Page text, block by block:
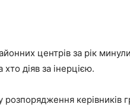
центрів за рік
діяв за інерцією.
керівників